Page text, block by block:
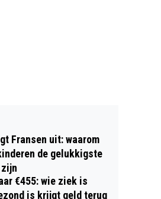
Fransen uit: waarom
de gelukkigste
€455: wie ziek is
is krijgt geld terug